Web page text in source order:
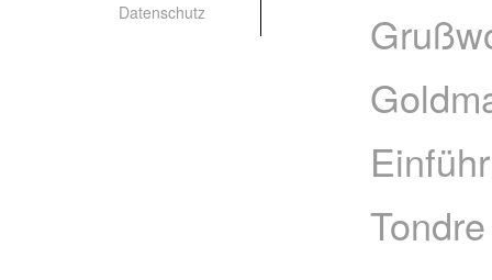
Datenschutz
Tondre